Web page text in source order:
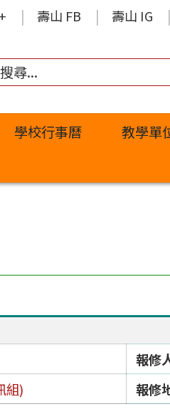
壽山 FB 壽山 IG
學校行事曆
教學單
報修
組)
報修